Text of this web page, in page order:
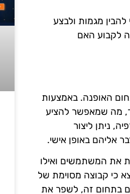
מגמות ולבצע
לקבוע האם
האופנה. באמצעות
מה שמאפשר להציע
ניתן ליצור
אליהם באופן אישי.
את המשתמשים ואילו
כי קבוצה מסוימת של
בתחום זה, לשפר את